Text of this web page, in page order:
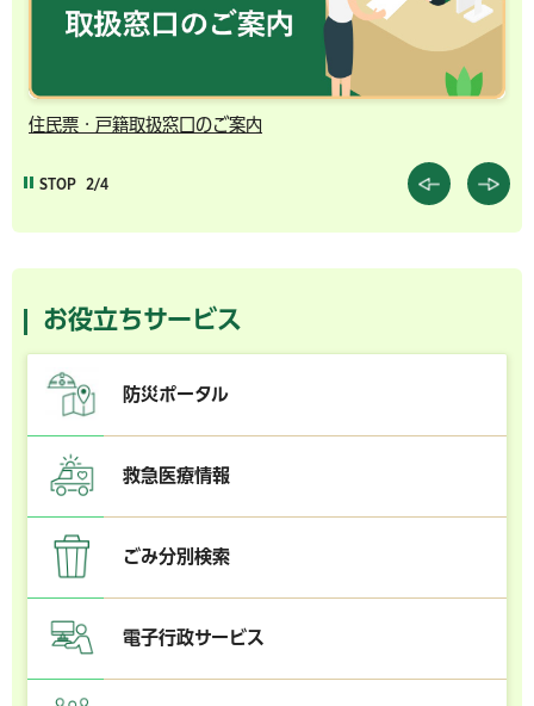
住民票・戸籍取扱窓口のご案内
STOP 2/4
お役立ちサービス
防災ポータル
救急医療情報
ごみ分別検索
電子行政サービス